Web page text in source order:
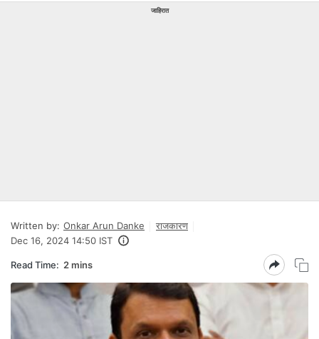
जाहिरात
Written by: Onkar Arun Danke
राजकारण
Dec 16, 2024 14:50 IST
Read Time: 2 mins